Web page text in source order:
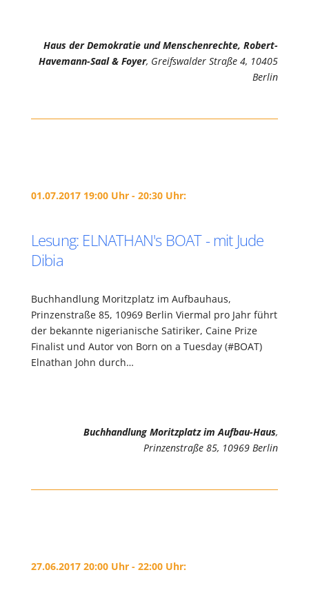
Haus der Demokratie und Menschenrechte, Robert-
Havemann-Saal & Foyer, Greifswalder Straße 4, 10405
Berlin
01.07.2017 19:00 Uhr - 20:30 Uhr:
Lesung: ELNATHAN's BOAT - mit Jude
Dibia
Buchhandlung Moritzplatz im Aufbauhaus,
Prinzenstraße 85, 10969 Berlin Viermal pro Jahr führt
der bekannte nigerianische Satiriker, Caine Prize
Finalist und Autor von Born on a Tuesday (#BOAT)
Elnathan John durch…
Buchhandlung Moritzplatz im Aufbau-Haus,
Prinzenstraße 85, 10969 Berlin
27.06.2017 20:00 Uhr - 22:00 Uhr: